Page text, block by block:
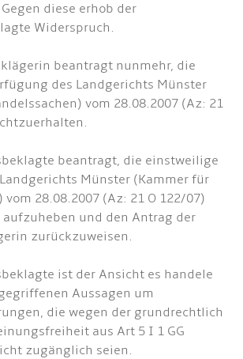
diese erhob der
Widerspruch.
beantragt nunmehr, die
des Landgerichts Münster
vom 28.08.2007 (Az: 21
beantragt, die einstweilige
Münster (Kammer für
vom 28.08.2007 (Az: 21 O 122/07)
aufzuheben und den Antrag der
zurückzuweisen.
ist der Ansicht es handele
Aussagen um
die wegen der grundrechtlich
aus Art 5 I 1 GG
zugänglich seien.